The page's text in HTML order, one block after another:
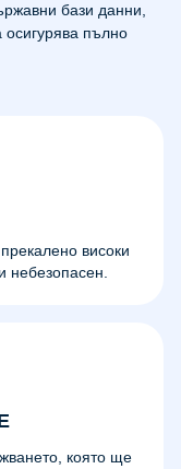
бази данни,
пълно
високи
небезопасен.
която ще